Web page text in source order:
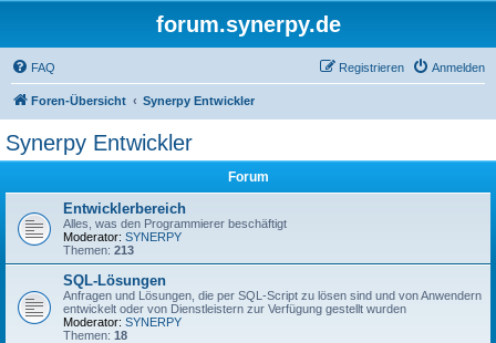
forum.synerpy.de
FAQ Anmelden
Registrieren
Foren-Übersicht Synerpy Entwickler
Synerpy Entwickler
Forum
Entwicklerbereich
Alles, was den Programmierer beschäftigt
Moderator: SYNERPY
Themen: 213
SQL-Lösungen
Anfragen und Lösungen, die per SQL-Script zu lösen sind und von Anwendern
entwickelt oder von Dienstleistern zur Verfügung gestellt wurden
Moderator: SYNERPY
Themen: 18